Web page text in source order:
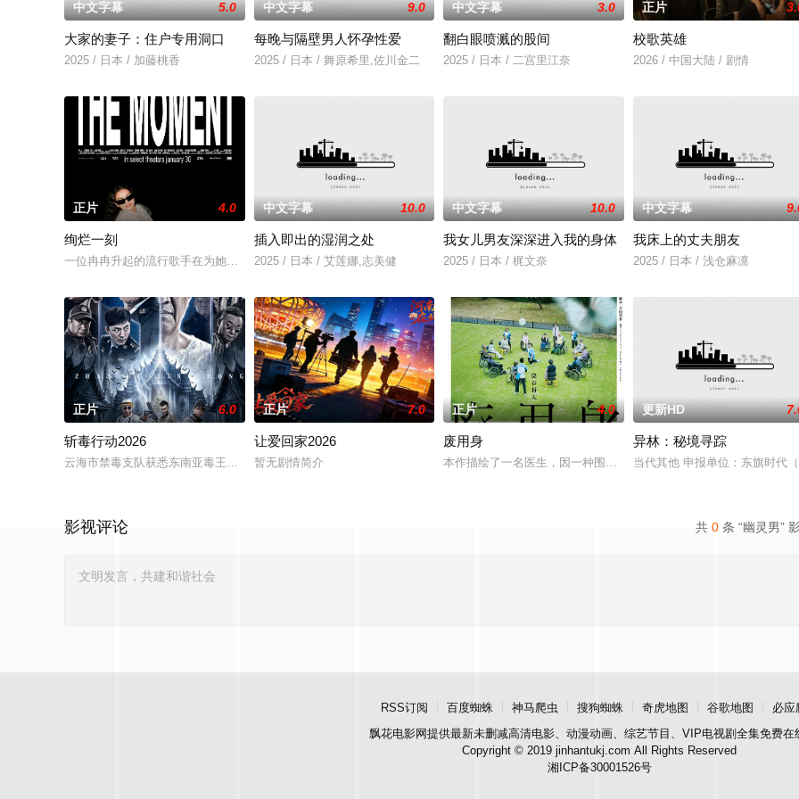
中文字幕 5.0
大家的妻子：住户专用洞口
2025 / 日本 / 加藤桃香
中文字幕 9.0
每晚与隔壁男人怀孕性爱
2025 / 日本 / 舞原希里,佐川金二
中文字幕 3.0
翻白眼喷溅的股间
2025 / 日本 / 二宫里江奈
正片
校歌英雄
2026 / 中国大陆 / 剧情
正片 4.0
绚烂一刻
一位冉冉升起的流行歌手在为她的巡回演唱会首秀做准备的同时，努力应对名利和行业压力的复杂压力，揭示了地下文化向主流成功的转变。
中文字幕 10.0
插入即出的湿润之处
2025 / 日本 / 艾莲娜,志美健
中文字幕 10.0
我女儿男友深深进入我的身体
2025 / 日本 / 梶文奈
中文字幕
我床上的丈夫朋友
2025 / 日本 / 浅仓麻凛
正片 6.0
斩毒行动2026
云海市禁毒支队获悉东南亚毒王廖爷将携600余公斤毒品来云交易，火速成立“斩毒行动”专案组，借调警员安迪参战。首轮毒贩阿泰交易败露被
正片 7.0
让爱回家2026
暂无剧情简介
正片 4.0
废用身
本作描绘了一名医生，因一种围绕“废用身”——因瘫痪等原因已无
更新HD
异林：秘境寻踪
当代其他 申报单位：东旗时代
共 0 条 “幽灵男”
影视评论
RSS订阅 百度蜘蛛 神马爬虫 搜狗蜘蛛 奇虎地图 谷歌地图
必应
飘花电影网提供最新未删减高清电影、动漫动画、综艺节目、VIP电视剧全集免费在
Copyright © 2019 jinhantukj.com All Rights Reserved
湘ICP备30001526号